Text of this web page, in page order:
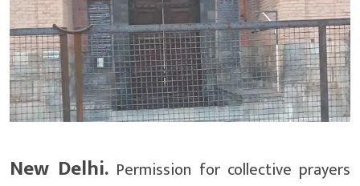
New Delhi. Permission for collective prayers